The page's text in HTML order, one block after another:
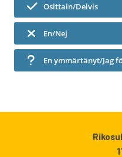
Osittain/Delvis
En/Nej
En ymmärtänyt/Jag